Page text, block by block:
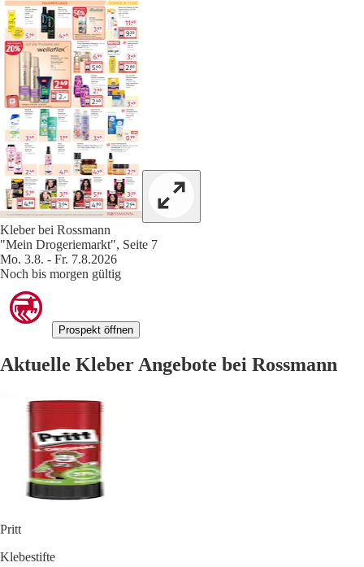
Kleber bei Rossmann
"Mein Drogeriemarkt", Seite 7
Mo. 3.8. - Fr. 7.8.2026
Noch bis morgen gültig
Prospekt öffnen
Aktuelle Kleber Angebote bei Rossmann
Pritt
Klebestifte